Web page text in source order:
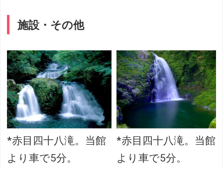
施設・その他
*赤目四十八滝。当館
より車で5分。
*赤目四十八滝。当館
より車で5分。